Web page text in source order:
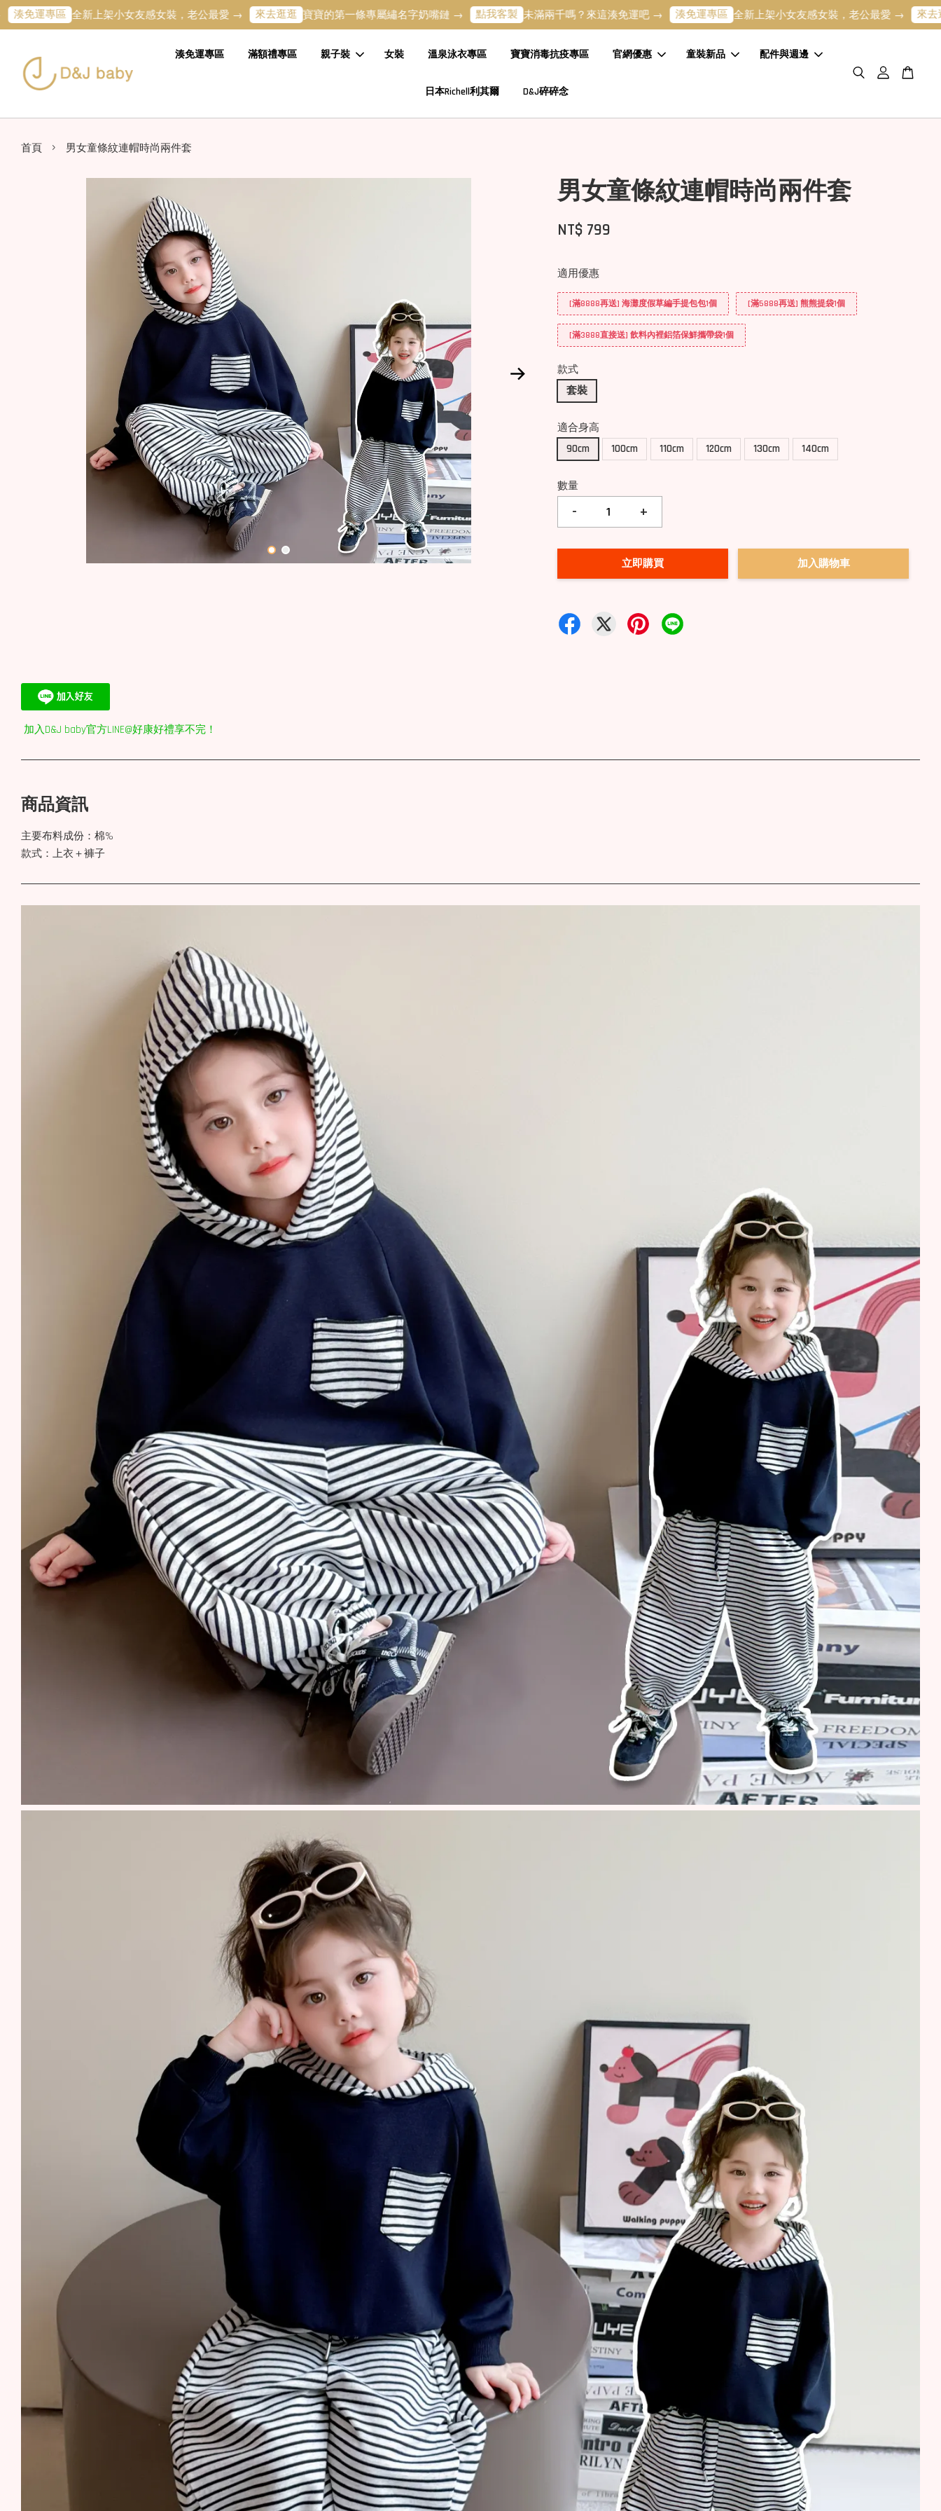
區 全新上架小女友感女裝，老公最愛 → 來去逛逛 寶寶的第一條專屬繡名字奶嘴鏈 → 點我客製 未滿兩千嗎？來這湊免運吧 → 湊免運專區 全新上架小女友感女裝，老公最愛 → 來去逛逛 寶
湊免運專區 滿額禮專區 親子裝 女裝 溫泉泳衣專區 寶寶消毒抗疫專區 官網優惠 童裝新品 配件與週邊
日本Richell利其爾 D&J碎碎念
首頁 › 男女童條紋連帽時尚兩件套
男女童條紋連帽時尚兩件套
NT$ 799
適用優惠
[滿8888再送] 海灘度假草編手提包包1個 [滿5888再送] 熊熊提袋1個
[滿3888直接送] 飲料內裡鋁箔保鮮攜帶袋1個
款式
套裝
適合身高
90cm
100cm 110cm 120cm 130cm 140cm
數量
- +
立即購買 加入購物車
加入D&J baby官方LINE@好康好禮享不完！
商品資訊
主要布料成份：棉%
款式：上衣＋褲子